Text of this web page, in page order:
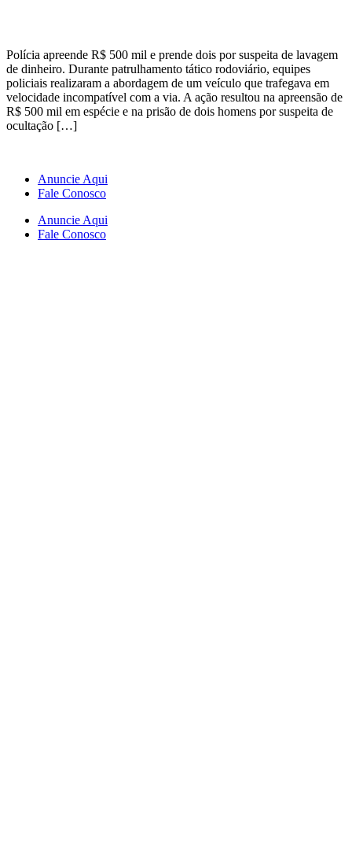
Polícia apreende R$ 500 mil e prende dois por suspeita de lavagem
de dinheiro. Durante patrulhamento tático rodoviário, equipes
policiais realizaram a abordagem de um veículo que trafegava em
velocidade incompatível com a via. A ação resultou na apreensão de
R$ 500 mil em espécie e na prisão de dois homens por suspeita de
ocultação […]
Anuncie Aqui
Fale Conosco
Anuncie Aqui
Fale Conosco